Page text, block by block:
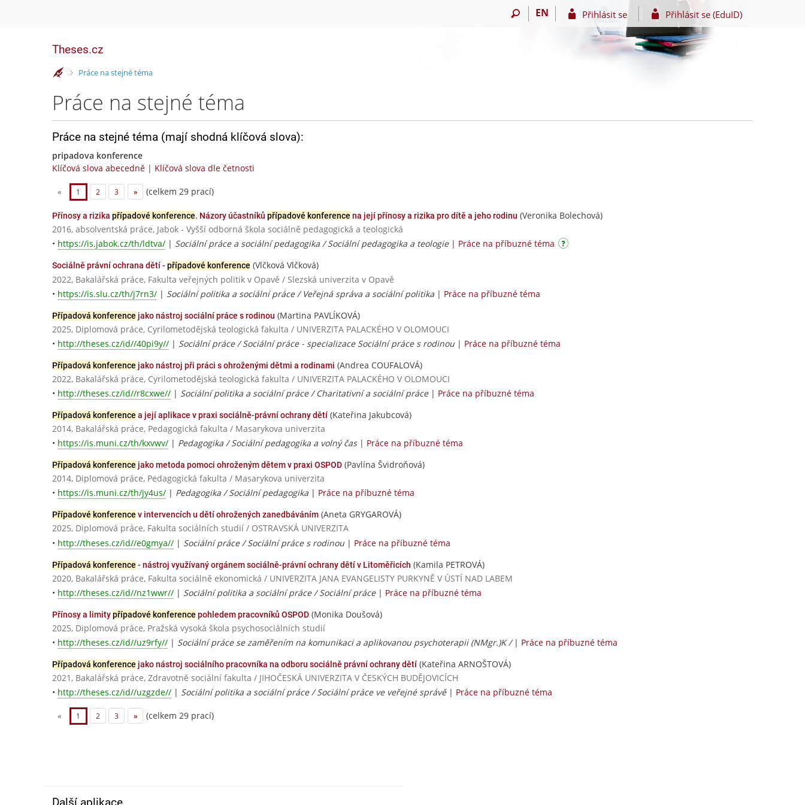
EN Přihlásit se Přihlásit se (EduID)
Theses.cz
>Práce na stejné téma
Práce na stejné téma
Práce na stejné téma (mají shodná klíčová slova):
pripadova konference
Klíčová slova abecedně | Klíčová slova dle četnosti
« 1 2 3 » (celkem 29 prací)
Přínosy a rizika případové konference. Názory účastníků případové konference na její přínosy a rizika pro dítě a jeho rodinu (Veronika Bolechová)
2016, absolventská práce, Jabok - Vyšší odborná škola sociálně pedagogická a teologická
• https://is.jabok.cz/th/ldtva/ | Sociální práce a sociální pedagogika / Sociální pedagogika a teologie| Práce na příbuzné téma
Sociálně právní ochrana dětí - případové konference (Vlčková Vlčková)
2022, Bakalářská práce, Fakulta veřejných politik v Opavě / Slezská univerzita v Opavě
• https://is.slu.cz/th/j7rn3/ | Sociální politika a sociální práce / Veřejná správa a sociální politika | Práce na příbuzné téma
Případová konference jako nástroj sociální práce s rodinou (Martina PAVLÍKOVÁ)
2025, Diplomová práce, Cyrilometodějská teologická fakulta / UNIVERZITA PALACKÉHO V OLOMOUCI
• http://theses.cz/id//40pi9y// | Sociální práce / Sociální práce - specializace Sociální práce s rodinou | Práce na příbuzné téma
Případová konference jako nástroj při práci s ohroženými dětmi a rodinami (Andrea COUFALOVÁ)
2022, Bakalářská práce, Cyrilometodějská teologická fakulta / UNIVERZITA PALACKÉHO V OLOMOUCI
• http://theses.cz/id//r8cxwe// | Sociální politika a sociální práce / Charitativní a sociální práce| Práce na příbuzné téma
Případová konference a její aplikace v praxi sociálně-právní ochrany dětí (Kateřina Jakubcová)
2014, Bakalářská práce, Pedagogická fakulta / Masarykova univerzita
• https://is.muni.cz/th/kxvwv/ | Pedagogika / Sociální pedagogika a volný čas| Práce na příbuzné téma
Případová konference jako metoda pomoci ohroženým dětem v praxi OSPOD (Pavlína Švidroňová)
2014, Diplomová práce, Pedagogická fakulta / Masarykova univerzita
• https://is.muni.cz/th/jy4us/ | Pedagogika / Sociální pedagogika | Práce na příbuzné téma
Případové konference v intervencích u dětí ohrožených zanedbáváním (Aneta GRYGAROVÁ)
2025, Diplomová práce, Fakulta sociálních studií / OSTRAVSKÁ UNIVERZITA
• http://theses.cz/id//e0gmya// | Sociální práce / Sociální práce s rodinou | Práce na příbuzné téma
Případová konference - nástroj využívaný orgánem sociálně-právní ochrany dětí v Litoměřicích (Kamila PETROVÁ)
2020, Bakalářská práce, Fakulta sociálně ekonomická / UNIVERZITA JANA EVANGELISTY PURKYNĚ V ÚSTÍ NAD LABEM
• http://theses.cz/id//nz1wwr// | Sociální politika a sociální práce / Sociální práce| Práce na příbuzné téma
Přínosy a limitypřípadové konference pohledem pracovníků OSPOD (Monika Doušová)
2025, Diplomová práce, Pražská vysoká škola psychosociálních studií
• http://theses.cz/id//uz9rfy// | Sociální práce se zaměřením na komunikaci a aplikovanou psychoterapii (NMgr.)K / | Práce na příbuzné téma
Případová konference jako nástroj sociálního pracovníka na odboru sociálně právní ochrany dětí (Kateřina ARNOŠTOVÁ)
2021, Bakalářská práce, Zdravotně sociální fakulta / JIHOČESKÁ UNIVERZITA V ČESKÝCH BUDĚJOVICÍCH
• http://theses.cz/id//uzgzde// | Sociální politika a sociální práce / Sociální práce ve veřejné správě| Práce na příbuzné téma
« 1 2 3 » (celkem 29 prací)